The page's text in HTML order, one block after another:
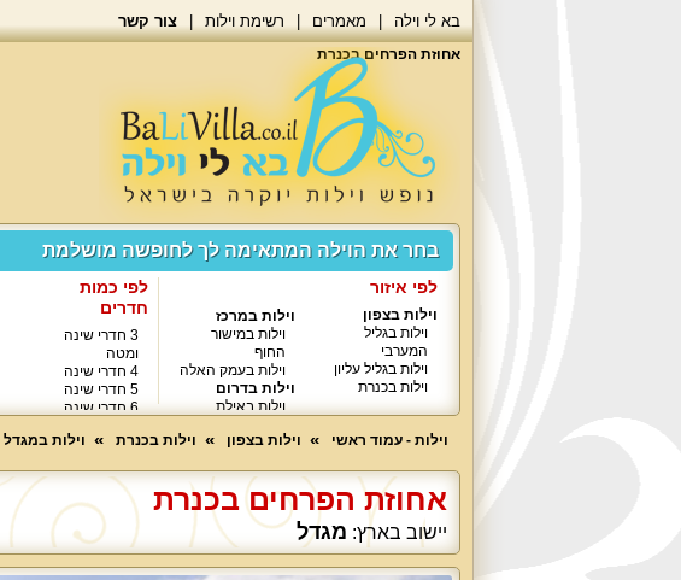
בא לי וילה מאמרים רשימת וילות צור קשר
אחוזת הפרחים בכנרת
בחר את הוילה המתאימה לך לחופשה מושלמת
לפי איזור
וילות בצפון
וילות בגליל
המערבי
וילות בגליל עליון
וילות בכנרת
וילות במרכז
וילות במישור
החוף
וילות בעמק האלה
וילות בדרום
וילות באילת
לפי כמות
חדרים
3 חדרי שינה
ומטה
4 חדרי שינה
5 חדרי שינה
6 חדרי שינה
וילות - עמוד ראשי
וילות בצפון וילות בכנרת וילות במגדל
אחוזת הפרחים בכנרת
יישוב בארץ: מגדל